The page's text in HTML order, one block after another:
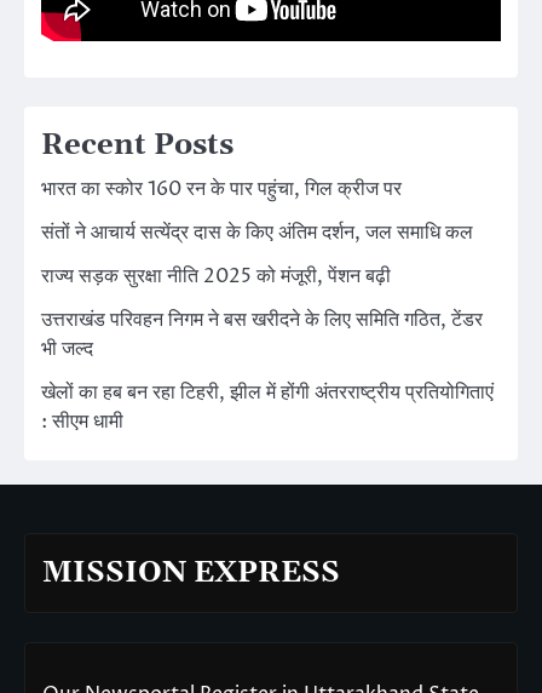
Recent Posts
भारत का स्कोर 160 रन के पार पहुंचा, गिल क्रीज पर
संतों ने आचार्य सत्येंद्र दास के किए अंतिम दर्शन, जल समाधि कल
राज्य सड़क सुरक्षा नीति 2025 को मंजूरी, पेंशन बढ़ी
उत्तराखंड परिवहन निगम ने बस खरीदने के लिए समिति गठित, टेंडर
भी जल्द
खेलों का हब बन रहा टिहरी, झील में होंगी अंतरराष्ट्रीय प्रतियोगिताएं
: सीएम धामी
MISSION EXPRESS